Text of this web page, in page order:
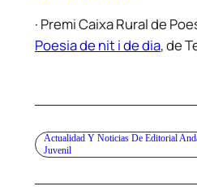
· Premi Caixa Rural de
Poesia de nit i de dia, de
Actualidad Y Noticias De Editorial
Juvenil